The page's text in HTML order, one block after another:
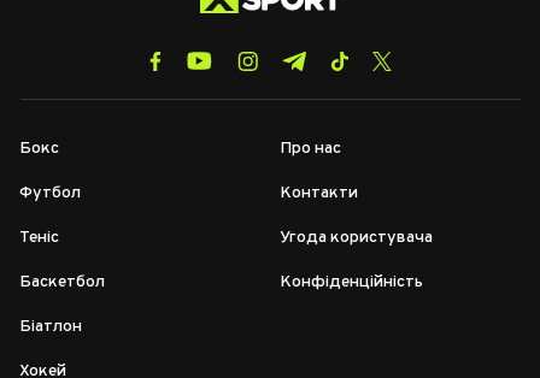
Бокс
Футбол
Теніс
Баскетбол
Біатлон
Хокей
Про нас
Контакти
Угода користувача
Конфіденційність